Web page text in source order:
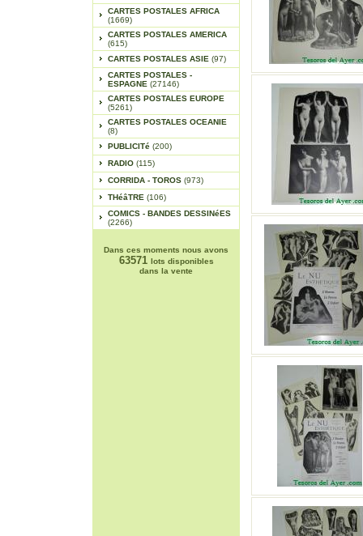
CARTES POSTALES AFRICA
(1669)
CARTES POSTALES AMERICA
(615)
CARTES POSTALES ASIE (97)
CARTES POSTALES -
ESPAGNE (27146)
CARTES POSTALES EUROPE
(5261)
CARTES POSTALES OCEANIE
(8)
PUBLICITé (200)
RADIO (115)
CORRIDA - TOROS (973)
THéâTRE (106)
COMICS - BANDES DESSINéES
(2266)
Dans ces moments nous avons
63571 lots disponibles
dans la vente